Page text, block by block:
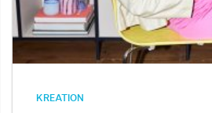
KREATION